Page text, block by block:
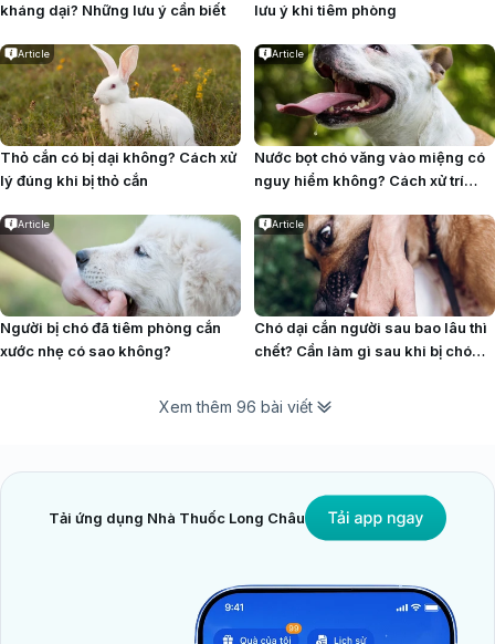
kháng dại? Những lưu ý cần biết
lưu ý khi tiêm phòng
Article
Thỏ cắn có bị dại không? Cách xử
lý đúng khi bị thỏ cắn
Article
Nước bọt chó văng vào miệng có
nguy hiểm không? Cách xử trí
Article
Người bị chó đã tiêm phòng cắn
xước nhẹ có sao không?
Article
Chó dại cắn người sau bao lâu thì
chết? Cần làm gì sau khi bị chó
Xem thêm 96 bài viết
Tải ứng dụng Nhà Thuốc Long Châu